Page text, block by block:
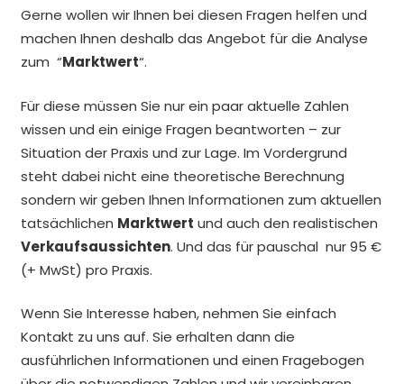
Gerne wollen wir Ihnen bei diesen Fragen helfen und
machen Ihnen deshalb das Angebot für die Analyse
zum “Marktwert“.
Für diese müssen Sie nur ein paar aktuelle Zahlen
wissen und ein einige Fragen beantworten – zur
Situation der Praxis und zur Lage. Im Vordergrund
steht dabei nicht eine theoretische Berechnung
sondern wir geben Ihnen Informationen zum aktuellen
tatsächlichen Marktwert und auch den realistischen
Verkaufsaussichten. Und das für pauschal nur 95 €
(+ MwSt) pro Praxis.
Wenn Sie Interesse haben, nehmen Sie einfach
Kontakt zu uns auf. Sie erhalten dann die
ausführlichen Informationen und einen Fragebogen